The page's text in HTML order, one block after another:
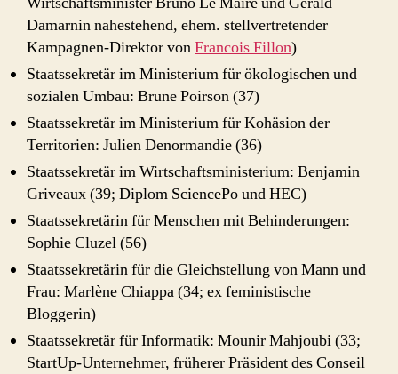
Damarnin nahestehend, ehem. stellvertretender
Kampagnen-Direktor vonFrancois Fillon)
Staatssekretär im Ministerium für ökologischen und
sozialen Umbau: Brune Poirson (37)
Staatssekretär im Ministerium für Kohäsion der
Territorien: Julien Denormandie (36)
Staatssekretär im Wirtschaftsministerium: Benjamin
Griveaux (39; Diplom SciencePo und HEC)
Staatssekretärin für Menschen mit Behinderungen:
Sophie Cluzel (56)
Staatssekretärin für die Gleichstellung von Mann und
Frau: Marlène Chiappa (34; ex feministische
Bloggerin)
Staatssekretär für Informatik: Mounir Mahjoubi (33;
StartUp-Unternehmer, früherer Präsident des Conseil